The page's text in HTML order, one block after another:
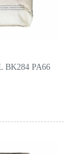
BK284 PA66